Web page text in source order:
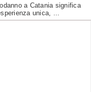
a Catania significa
unica, ...